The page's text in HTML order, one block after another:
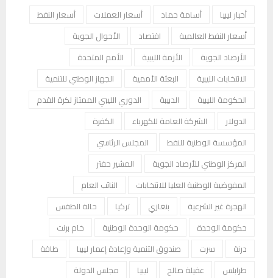
أخبار ليبيا أسامة حماد أسعار العملات
أسعار النفط
أسعار النفط العالمية
اقتصاد
الأحوال الجوية
الأرصاد الجوية
الأزمة الليبية
الأمم المتحدة
الانتخابات الليبية
البعثة الأممية
الجهاز الوطني للتنمية
الحكومة الليبية
الدبيبة
الدوري الليبي الممتاز لكرة القدم
الدولار
الشركة العامة للكهرباء
الكفرة
المؤسسة الوطنية للنفط
المجلس الرئاسي
المركز الوطني للأرصاد الجوية
المشير حفتر
المفوضية الوطنية العليا للانتخابات
النائب العام
الهجرة غير الشرعية
بنغازي تركيا
حالة الطقس
حكومة الوحدة
حكومة الوحدة الوطنية
خام برنت
درنة
سرت صندوق التنمية وإعادة إعمار ليبيا
طاقة
طرابلس
عقيلة صالح ليبيا
مجلس الدولة